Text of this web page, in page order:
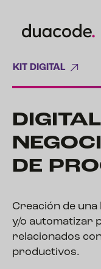
KIT DIGITAL
DE
Creación de
y/o automatizar
relacionados
productivos.